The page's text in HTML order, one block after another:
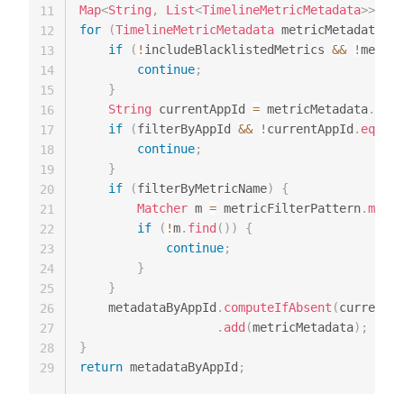
Map<String , List<TimelineMetricMetadata>>
for
(TimelineMetricMetadata metricMetadata
if
( ! includeBlacklistedMetrics && !
continue;
}
String currentAppId = metricMetadata.
if
(filterByAppId && ! currentAppId . equals
continue;
}
if
(filterByMetricName)
{
Matcher m = metricFilterPattern.
if
( !m. find ( ) )
{
continue;
}
}
    metadataByAppId
. computeIfAbsent (
. add (metricMetadata) ;
}
return metadataByAppId ;
11
12
13
14
15
16
17
18
19
20
21
22
23
24
25
26
27
28
29